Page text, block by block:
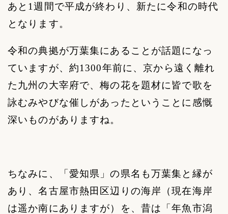
あと 1週間で平成が終わり、新たに令和の時代
となります。
令和の典拠が万葉集にあることが話題になっ
ていますが、約1300年前に、京から遠く離れ
た九州の大宰府で、梅の花を題材に皆で歌を
詠むみやびな催しがあったということに感慨
深いものがありますね。
ちなみに、「愛知県」の県名も万葉集と縁が
あり、名古屋市熱田区辺りの海岸（現在海岸
は遥か南にありますが）を、昔は「年魚市潟